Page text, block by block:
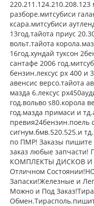
220.211.124.210.208.123
разборе.митсубиси
ксара.митсубиси
13год.тайота приус
вольт.тайота
16год.хундай туксон
сантафе 2006
бензин.лексус рх 400 и
авенсис версо.тайота
мазда 6.лексус
год.вольво s80.корола
год.мазда примаси и
превия24бензин.поель
сигнум.бмв.520.525.и
по ПМР! Заказы пишите
заказ любые
КОМПЛЕКТЫ ДИСКОВ И
Отличном
Запаски!Железные и
Можно и Под